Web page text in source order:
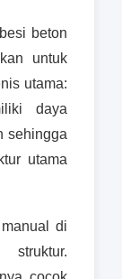
beton
untuk
utama:
daya
sehingga
utama
di